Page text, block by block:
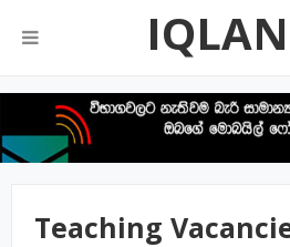
Teaching